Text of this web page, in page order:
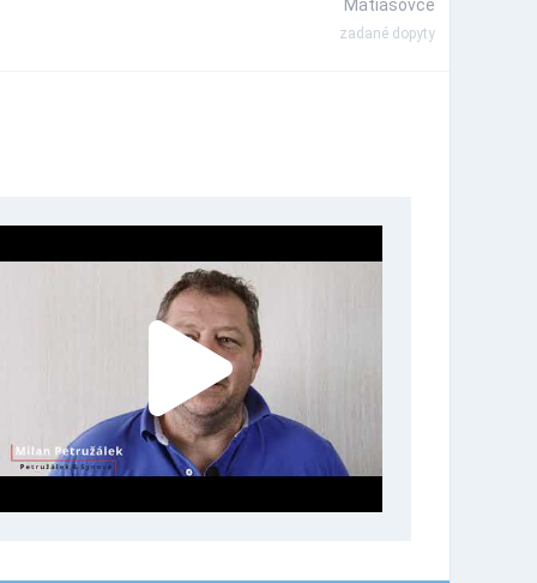
Matiašovce
zadané dopyty